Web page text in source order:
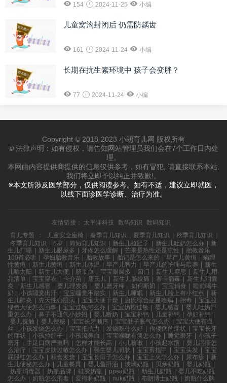
154 2024-11-25 小编
儿童窝沟封闭后 仍需防龋齿
161 2024-11-24 小编
长期在抗生素环境中 孩子会变胖？
77 2024-11-24 小编
Copyright © 2018-2023 小朗育儿网 版权所有
© 法律声明：如有侵权，请告知网站管理员我们会在7个工作日内处
理。
本网由内容提供商提供的信息仅供参考，如有冒犯, 请直接联系本站,
我们将立即予以纠正并致歉!。
※本文所涉及医学部分，仅供阅读参考。如有不适，建议立即就医，
以线下面诊医学诊断、治疗为准。
友情链接： 太平洋科技 数码知识
数码知识
育儿专题
： 儿童安全座椅 | 春季育儿知识 | 夏季育儿知识 | 秋季育儿知识 |
冬季育儿知识 | 6岁 | 简短育儿知识 | 新生儿拉肚子 | 新生儿吐奶怎么办 | 新
生儿打嗝 | 新生儿眼屎多 | 牙疼怎么缓解 | 芒果是热性还是凉性 | 胎教音乐
100首必听 | 孕妇胎教音乐 | 胎教故事 | 胎记是怎么来的 | 早产儿黄疸 | 病理
性黄疸 | 新生儿黄疸 | 新生儿体温 | 早产儿智力 | 早产儿的护理与喂养 | 新生
儿晒太阳 | 新生儿大便 | 脐带血 | 宝宝眼屎多 | 囟门 | 新生儿窒息 | 新生儿用
品清单 | 宝宝穿衣 | 卡介苗 | 唐氏儿 | 新生儿肠绞痛 | 寨卡病毒 | 新生儿泪囊
炎 | 新生儿感冒 | 婴儿理发器 | 婴儿磨牙棒 | 如何断奶 | 宝宝辅食 | 睡前喝牛
奶 | 小孩睡觉出汗 | 宝宝睡觉不踏实 | 新生儿睡眠 | 新生儿脸上有小红点 | 新
生儿肺炎 | 先天性心脏病 | 宝宝大便干燥 | 唐氏综合症是啥病 | 胎毒 | 宝宝拉
绿色大便怎么回事 | 宝宝过敏怎么办 | 宝宝奶粉过敏 | 婴儿感冒 | 婴儿吐奶严
重怎么办 | 鼻子不通气小妙招 | 婴儿断奶 | 宝宝补钙 | 儿童补钙 | 孕妇补钙 |
婴儿抚触 | 婴儿便秘 | 宝宝长牙顺序 | 宝宝肚子胀气怎么办 | 宝宝大便有血
丝 | 小孩发烧怎么办 | 宝宝抵抗力 | 发烧吃什么好 | 佝偻病的症状 | 宝宝长牙
的症状 | 小孩拉肚子 | 小孩流鼻血 | 宝宝喉咙有痰怎么办 | 睡觉磨牙 | 小孩子
磨牙 | 手足口病严重吗 | 怎样才能长高 | 小儿咳嗽 | 小孩起水痘 | 婴儿湿疹怎
么治疗 | 宝宝皮肤过敏怎么办 | 强生婴儿润肤 | 宝宝剪指甲 | 宝宝头发 | 宝宝
屁股红怎么办 | 积食发烧 | 宝宝长痱子怎么办 | 宝宝上火怎么办 | 尿布疹 | 新
生儿便秘怎么办 | 儿童餐具 | 婴儿鱼肝油 | 玻璃奶瓶 | 贝亲奶瓶 | 婴儿奶瓶 |
奶瓶消毒器 | 奶瓶品牌 | 硅胶奶瓶 | ppsu奶瓶 | 新生儿奶瓶 | 婴儿不吃奶瓶
怎么办 | 奶瓶怎么消毒 | 爱得利奶瓶 | nuk奶瓶 | 布朗博士奶瓶 | 奶瓶什么牌